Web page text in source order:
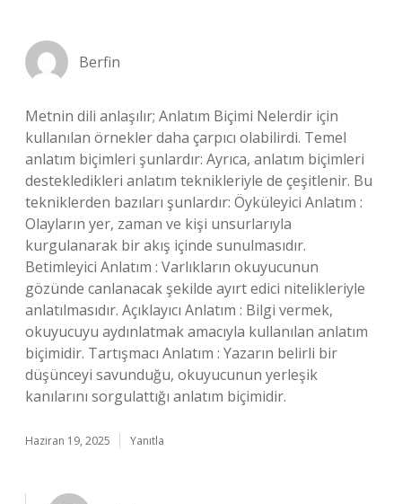
Berfin
Metnin dili anlaşılır; Anlatım Biçimi Nelerdir için
kullanılan örnekler daha çarpıcı olabilirdi. Temel
anlatım biçimleri şunlardır: Ayrıca, anlatım biçimleri
destekledikleri anlatım teknikleriyle de çeşitlenir. Bu
tekniklerden bazıları şunlardır: Öyküleyici Anlatım :
Olayların yer, zaman ve kişi unsurlarıyla
kurgulanarak bir akış içinde sunulmasıdır.
Betimleyici Anlatım : Varlıkların okuyucunun
gözünde canlanacak şekilde ayırt edici nitelikleriyle
anlatılmasıdır. Açıklayıcı Anlatım : Bilgi vermek,
okuyucuyu aydınlatmak amacıyla kullanılan anlatım
biçimidir. Tartışmacı Anlatım : Yazarın belirli bir
düşünceyi savunduğu, okuyucunun yerleşik
kanılarını sorgulattığı anlatım biçimidir.
Haziran 19, 2025 Yanıtla